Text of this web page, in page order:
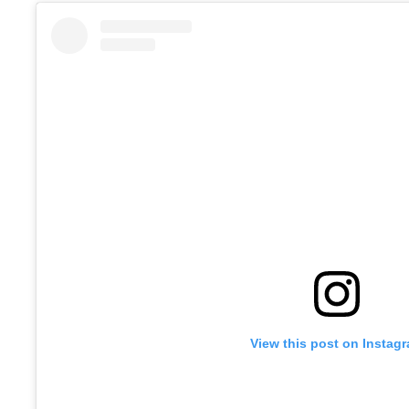
View this post on